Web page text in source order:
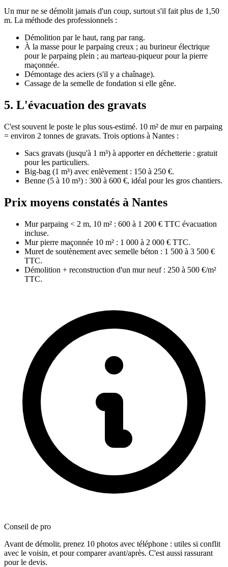
Un mur ne se démolit jamais d'un coup, surtout s'il fait plus de 1,50
m. La méthode des professionnels :
Démolition par le haut, rang par rang.
À la masse pour le parpaing creux ; au burineur électrique
pour le parpaing plein ; au marteau-piqueur pour la pierre
maçonnée.
Démontage des aciers (s'il y a chaînage).
Cassage de la semelle de fondation si elle gêne.
5. L'évacuation des gravats
C'est souvent le poste le plus sous-estimé. 10 m² de mur en parpaing
= environ 2 tonnes de gravats. Trois options à Nantes :
Sacs gravats (jusqu'à 1 m³) à apporter en déchetterie : gratuit
pour les particuliers.
Big-bag (1 m³) avec enlèvement : 150 à 250 €.
Benne (5 à 10 m³) : 300 à 600 €, idéal pour les gros chantiers.
Prix moyens constatés à Nantes
Mur parpaing < 2 m, 10 m² : 600 à 1 200 € TTC évacuation
incluse.
Mur pierre maçonnée 10 m² : 1 000 à 2 000 € TTC.
Muret de soutènement avec semelle béton : 1 500 à 3 500 €
TTC.
Démolition + reconstruction d'un mur neuf : 250 à 500 €/m²
TTC.
Conseil de pro
Avant de démolir, prenez 10 photos avec téléphone : utiles si conflit
avec le voisin, et pour comparer avant/après. C'est aussi rassurant
pour le devis.